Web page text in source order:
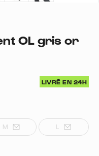
OL gris or
LIVRÉ EN 24H
M L